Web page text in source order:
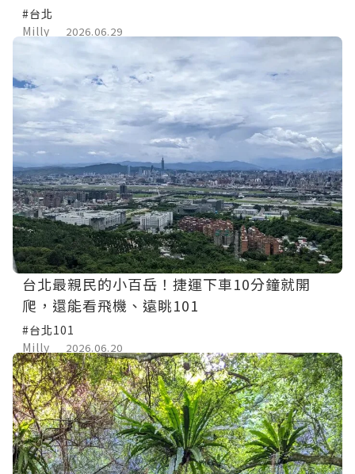
#台北
Milly
2026.06.29
台北最親民的小百岳！捷運下車10分鐘就開
爬，還能看飛機、遠眺101
#台北101
Milly
2026.06.20